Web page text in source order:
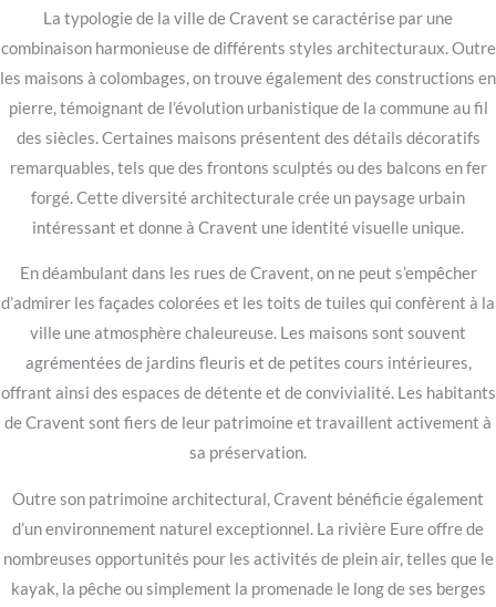
La typologie de la ville de Cravent se caractérise par une
combinaison harmonieuse de différents styles architecturaux. Outre
les maisons à colombages, on trouve également des constructions en
pierre, témoignant de l’évolution urbanistique de la commune au fil
des siècles. Certaines maisons présentent des détails décoratifs
remarquables, tels que des frontons sculptés ou des balcons en fer
forgé. Cette diversité architecturale crée un paysage urbain
intéressant et donne à Cravent une identité visuelle unique.
En déambulant dans les rues de Cravent, on ne peut s’empêcher
d’admirer les façades colorées et les toits de tuiles qui confèrent à la
ville une atmosphère chaleureuse. Les maisons sont souvent
agrémentées de jardins fleuris et de petites cours intérieures,
offrant ainsi des espaces de détente et de convivialité. Les habitants
de Cravent sont fiers de leur patrimoine et travaillent activement à
sa préservation.
Outre son patrimoine architectural, Cravent bénéficie également
d’un environnement naturel exceptionnel. La rivière Eure offre de
nombreuses opportunités pour les activités de plein air, telles que le
kayak, la pêche ou simplement la promenade le long de ses berges